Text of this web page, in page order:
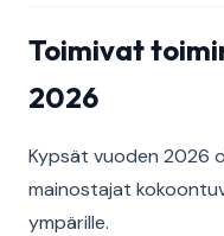
Toimivat
2026
Kypsät vuoden 2026
mainostajat
ympärille.